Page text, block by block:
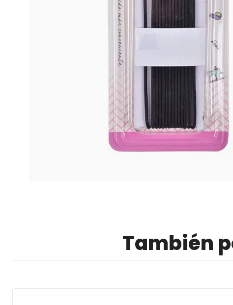
También